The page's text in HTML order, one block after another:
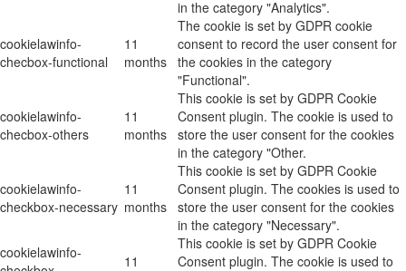
in the category "Analytics".
cookielawinfo-
checbox-functional
11
months
The cookie is set by GDPR cookie
consent to record the user consent for
the cookies in the category
"Functional".
cookielawinfo-
checbox-others
11
months
This cookie is set by GDPR Cookie
Consent plugin. The cookie is used to
store the user consent for the cookies
in the category "Other.
cookielawinfo-
checkbox-necessary
11
months
This cookie is set by GDPR Cookie
Consent plugin. The cookies is used to
store the user consent for the cookies
in the category "Necessary".
cookielawinfo-
11
This cookie is set by GDPR Cookie
Consent plugin. The cookie is used to